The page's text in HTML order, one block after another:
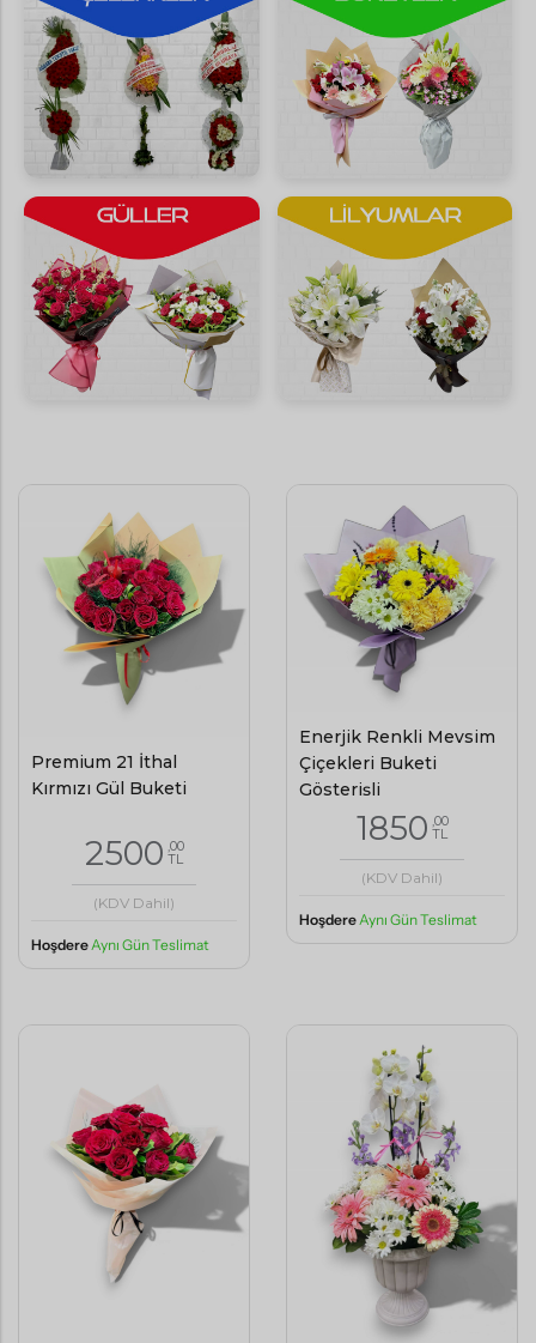
Premium 21 İthal
Kırmızı Gül Buketi
2500 ,00
TL
(KDV Dahil)
HoşdereAynı Gün Teslimat
Enerjik Renkli Mevsim
Çiçekleri Buketi
Gösterişli
1850 ,00
TL
(KDV Dahil)
Hoşdere Aynı Gün Teslimat